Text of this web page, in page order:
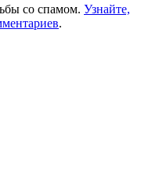
со спамом. Узнайте,
.